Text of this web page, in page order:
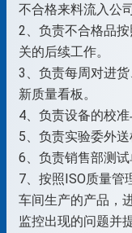
不合格来料流入公
2、负责不合格品
关的后续工作。
3、负责每周对进
新质量看板。
4、负责设备的校
5、负责实验委外送
6、负责销售部测试
7、按照ISO质量管
车间生产的产品，
监控出现的问题并